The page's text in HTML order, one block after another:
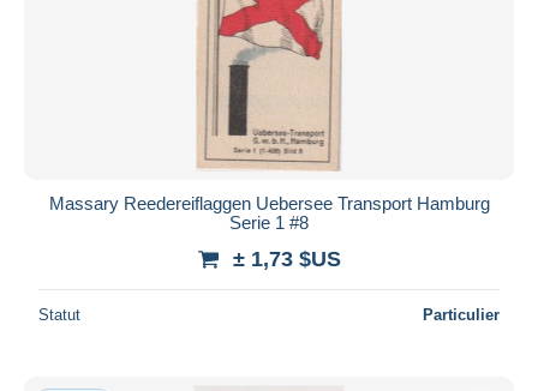
Massary Reedereiflaggen Uebersee Transport Hamburg
Serie 1 #8
± 1,73 $US
Statut Particulier